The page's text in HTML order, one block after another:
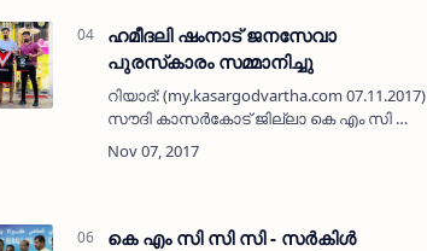
ഹമീദലി ഷംനാട് ജനസേവാ
പുരസ്‌കാരം സമ്മാനിച്ചു
റിയാദ്: (my.kasargodvartha.com 07.11.2017)
സൗദി കാസര്‍കോട് ജില്ലാ കെ എം സി സി
കിഴക്കന്‍ പ്രവിശ്യാ കമ്മിറ്റിയുടെ ഹമീദലി
ഷംനാട് ജനസേവാ പുരസ്‌കാരം
കെ എം സി സി സി - സര്‍കിള്‍